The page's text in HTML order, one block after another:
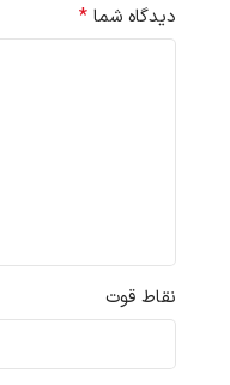
دیدگاه شما *
نقاط قوت